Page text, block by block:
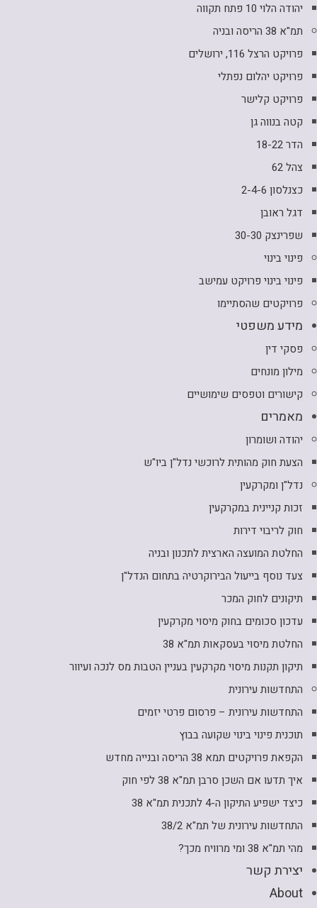
יהודה הלוי 10 פתח תקווה
תמ"א 38 הריסה ובניה
פרויקט הרצל 116, ירושלים
פרויקט יהלום נפתלי
פרויקט קלישר
קטה בנווה גן
הדר 18-22
צהל 62
כצנלסון 2-4-6
דגל ראובן
שפרינצק 30-30
פינוי בינוי
פינוי בינוי פרויקט עמישב
פרויקטים שהסתיימו
מידע משפטי
פסקי דין
מילון מונחים
קישורים וטפסים שימושיים
מאמרים
יהודה ושומרון
הצעת חוק מהותית לרוכשי נדל"ן ביו"ש
נדל"ן ומקרקעין
זכות קניינית במקרקעין
חוק לריבוי דירות
החלטת המועצה הארצית לתכנון ובניה
צעד נוסף בייעול הבירוקרטיה בתחום הנדל"ן
תיקונים לחוק המכר
עדכון סכומים בחוק מיסוי מקרקעין
החלטת מיסוי בעסקאות תמ"א 38
תיקון תקנות מיסוי מקרקעין בעניין הטבות מס לנכה ועיוור
התחדשות עירונית
התחדשות עירונית – פרסום פרטי יזמים
תוכנית פינוי בינוי שקועה בבוץ
הקפאת פרויקטים תמא 38 הריסה ובנייה מחדש
איך תדעו אם השכן סרבן תמ"א 38 לפי חוק
כיצד ישפיע התיקון ה-4 לתכנית תמ"א 38
התחדשות עירונית של תמ"א 38/2
מהי תמ"א 38 ומי מרוויח מכך?
יצירת קשר
About